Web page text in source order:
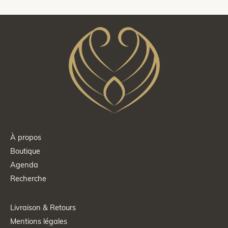
À propos
Boutique
Agenda
Recherche
Livraison & Retours
Mentions légales